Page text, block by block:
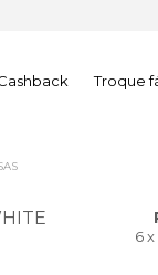
Troque
6 x